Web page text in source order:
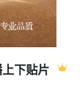
下贴片